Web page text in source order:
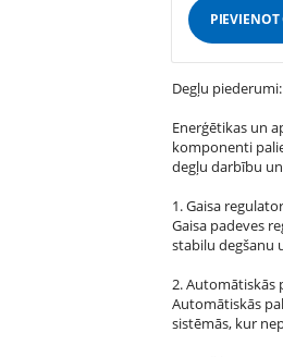
Degļu
Enerģētikas un
komponenti
degļu darbību
1. Gaisa
Gaisa padeves
stabilu degšanu
2. Automātiskās
Automātiskās
sistēmās, kur